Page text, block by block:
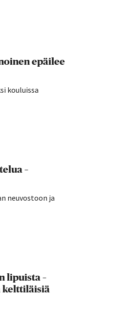
epäilee
kouluissa
–
neuvostoon ja
lipuista –
kelttiläisiä